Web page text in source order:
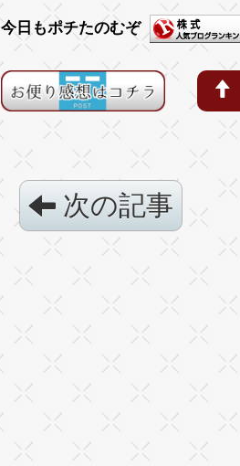
今日もポチたのむぞ
次の記事